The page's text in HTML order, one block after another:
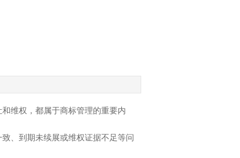
维权，都属于商标管理的重要内
、到期未续展或维权证据不足等问